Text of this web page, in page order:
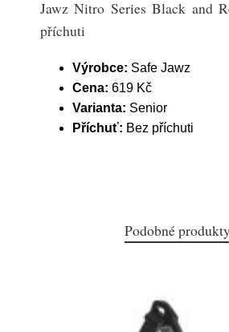
Jawz Nitro Series Black and
příchuti
Výrobce: Safe Jawz
Cena: 619 Kč
Varianta: Senior
Příchuť: Bez příchuti
Podobné